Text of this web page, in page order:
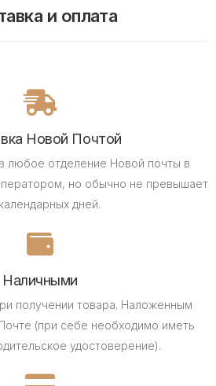
и оплата
Новой Почтой
любое отделение Новой почты в
но обычно не превышает
дней.
Наличными
получении товара. Наложенным
(при себе необходимо иметь
удостоверение).